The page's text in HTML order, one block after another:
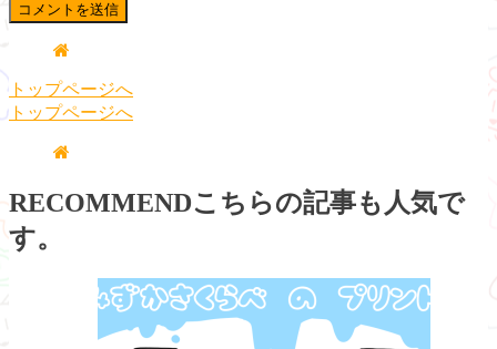
トップページへ
トップページへ
RECOMMENDこちらの記事も人気で
す。